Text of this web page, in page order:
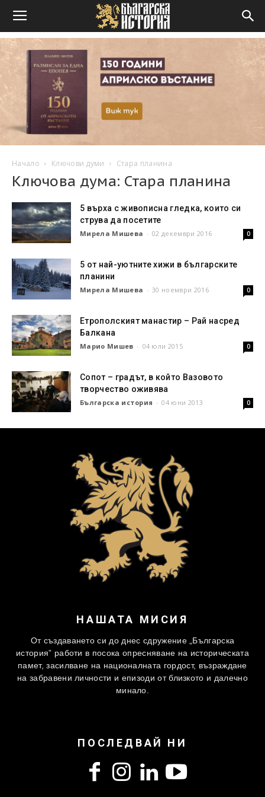
Начало Ключови думи Стара планина
Ключова дума: Стара планина
5 върха с живописна гледка, които си
струва да посетите
Мирела Мишева - 02 декември 2016 0
5 от най-уютните хижи в българските
планини
Мирела Мишева - 30 ноември 2016 0
Етрополският манастир – Рай насред
Балкана
Марио Мишев - 04 юли 2015 0
Сопот – градът, в който Вазовото
творчество оживява
Българска история - 04 юни 2013 0
НАШАТА МИСИЯ
От създаването си до днес сдружение „Българска
история” работи в посока опресняване на историческата
памет, засилване на националната гордост, възраждане
на забравени личности и епизоди от близкото и далечно
минало.
ПОСЛЕДВАЙ НИ